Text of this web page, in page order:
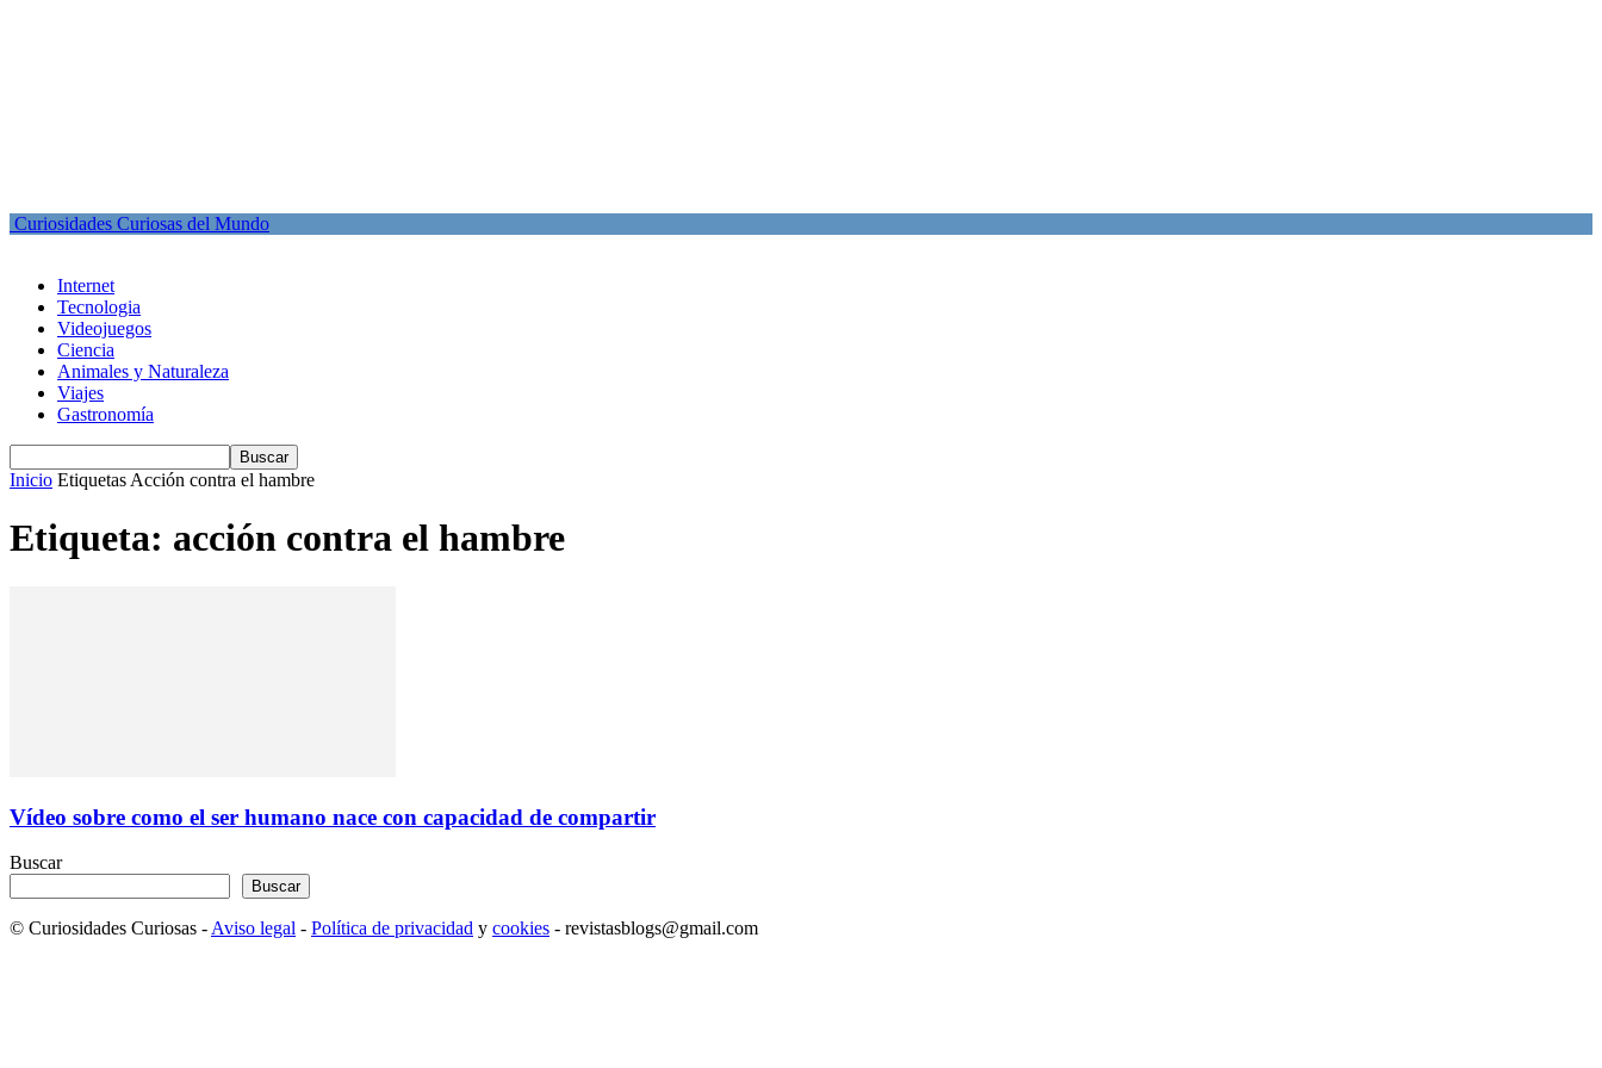
Curiosidades Curiosas del Mundo
Internet
Tecnologia
Videojuegos
Ciencia
Animales y Naturaleza
Viajes
Gastronomía
Inicio Etiquetas Acción contra el hambre
Etiqueta: acción contra el hambre
Vídeo sobre como el ser humano nace con capacidad de compartir
Buscar
Buscar
© Curiosidades Curiosas - Aviso legal - Política de privacidad y cookies - revistasblogs@gmail.com